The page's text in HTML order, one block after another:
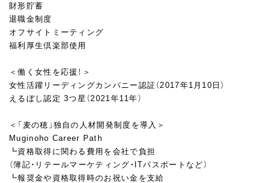
財形貯蓄
退職金制度
オフサイトミーティング
福利厚生倶楽部使用
＜働く女性を応援！＞
女性活躍リーディングカンパニー認証（2017年1月10日）
えるぼし認定 3つ星（2021年11年）
＜「麦の穂」独自の人材開発制度を導入＞
Muginoho Career Path
┗資格取得に関わる費用を会社で負担
（簿記・リテールマーケティング・ITパスポートなど）
┗報奨金や資格取得時のお祝い金を支給